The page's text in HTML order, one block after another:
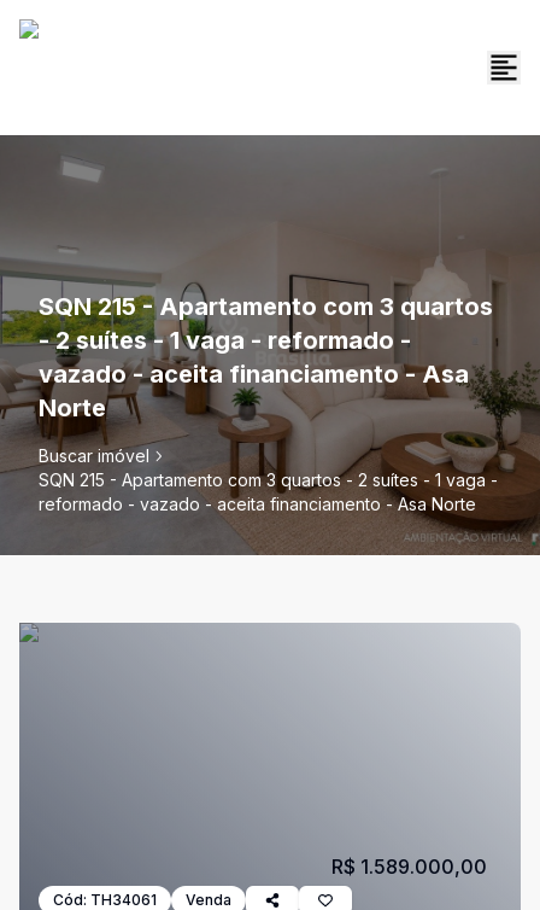
SQN 215 - Apartamento com 3 quartos
- 2 suítes - 1 vaga - reformado -
vazado - aceita financiamento - Asa
Norte
Buscar imóvel
SQN 215 - Apartamento com 3 quartos - 2 suítes - 1 vaga -
reformado - vazado - aceita financiamento - Asa Norte
Cód: TH34061 Venda
R$ 1.589.000,00